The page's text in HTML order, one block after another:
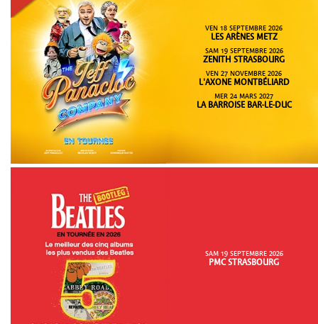
VEN 18 SEPTEMBRE 2026
LES ARÈNES METZ
SAM 19 SEPTEMBRE 2026
ZENITH STRASBOURG
VEN 27 NOVEMBRE 2026
L'AXONE MONTBÉLIARD
MER 24 MARS 2027
LA BARROISE BAR-LE-DUC
SAM 19 SEPTEMBRE 2026
PMC STRASBOURG